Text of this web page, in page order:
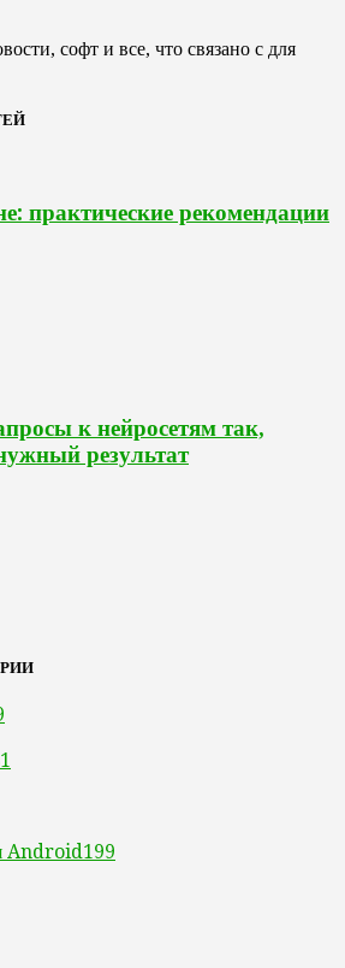
софт и все, что связано с для
практические рекомендации
к нейросетям так,
результат
Android199